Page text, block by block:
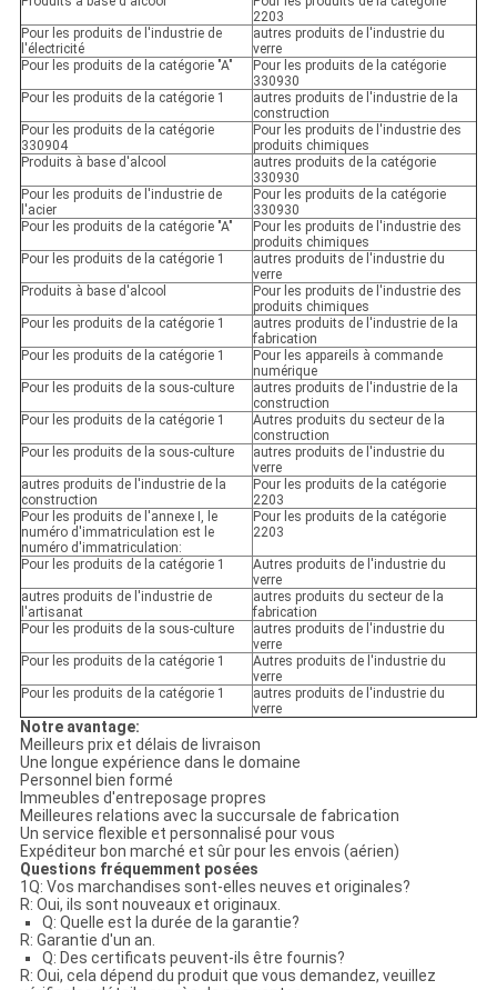
2203
Pour les produits de l'industrie de
l'électricité
autres produits de l'industrie du
verre
Pour les produits de la catégorie "A"
Pour les produits de la catégorie
330930
Pour les produits de la catégorie 1
autres produits de l'industrie de la
construction
Pour les produits de la catégorie
330904
Pour les produits de l'industrie des
produits chimiques
Produits à base d'alcool
autres produits de la catégorie
330930
Pour les produits de l'industrie de
l'acier
Pour les produits de la catégorie
330930
Pour les produits de la catégorie "A"
Pour les produits de l'industrie des
produits chimiques
Pour les produits de la catégorie 1
autres produits de l'industrie du
verre
Produits à base d'alcool
Pour les produits de l'industrie des
produits chimiques
Pour les produits de la catégorie 1
autres produits de l'industrie de la
fabrication
Pour les produits de la catégorie 1
Pour les appareils à commande
numérique
Pour les produits de la sous-culture
autres produits de l'industrie de la
construction
Pour les produits de la catégorie 1
Autres produits du secteur de la
construction
Pour les produits de la sous-culture
autres produits de l'industrie du
verre
autres produits de l'industrie de la
construction
Pour les produits de la catégorie
2203
Pour les produits de l'annexe I, le
numéro d'immatriculation est le
numéro d'immatriculation:
Pour les produits de la catégorie
2203
Pour les produits de la catégorie 1
Autres produits de l'industrie du
verre
autres produits de l'industrie de
l'artisanat
autres produits du secteur de la
fabrication
Pour les produits de la sous-culture
autres produits de l'industrie du
verre
Pour les produits de la catégorie 1
Autres produits de l'industrie du
verre
Pour les produits de la catégorie 1
autres produits de l'industrie du
verre
Notre avantage:
Meilleurs prix et délais de livraison
Une longue expérience dans le domaine
Personnel bien formé
Immeubles d'entreposage propres
Meilleures relations avec la succursale de fabrication
Un service flexible et personnalisé pour vous
Expéditeur bon marché et sûr pour les envois (aérien)
Questions fréquemment posées
1Q: Vos marchandises sont-elles neuves et originales?
R: Oui, ils sont nouveaux et originaux.
Q: Quelle est la durée de la garantie?
R: Garantie d'un an.
Q: Des certificats peuvent-ils être fournis?
R: Oui, cela dépend du produit que vous demandez, veuillez